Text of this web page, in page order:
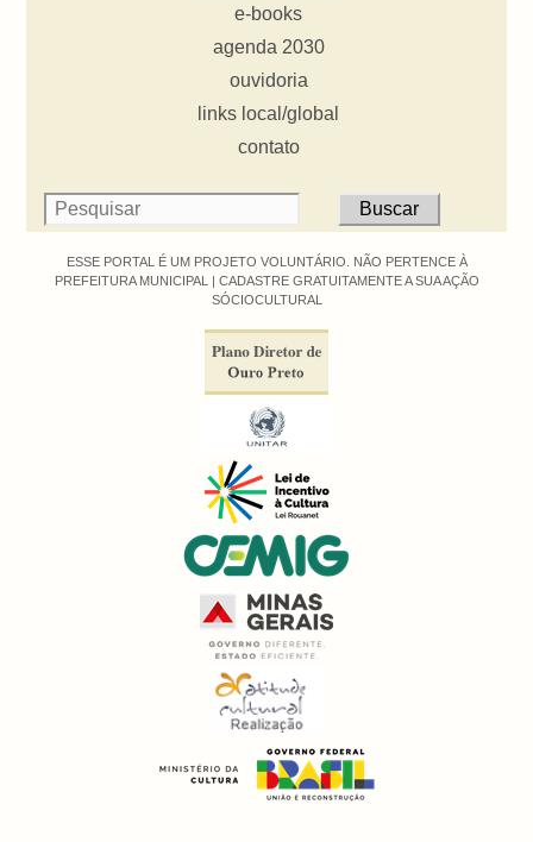
e-books
agenda 2030
ouvidoria
links local/global
contato
ESSE PORTAL É UM PROJETO VOLUNTÁRIO. NÃO PERTENCE À
PREFEITURA MUNICIPAL | CADASTRE GRATUITAMENTE A SUA AÇÃO
SÓCIOCULTURAL